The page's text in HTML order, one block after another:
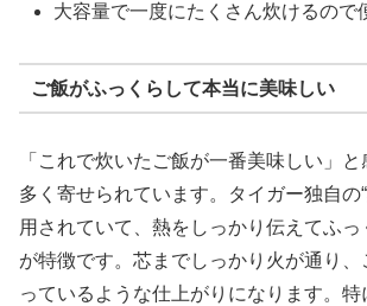
大容量で一度にたくさん炊けるので
ご飯がふっくらして本当に美味しい
「これで炊いたご飯が一番美味しい」
多く寄せられています。タイガー独自の
用されていて、熱をしっかり伝えてふ
が特徴です。芯までしっかり火が通り
っているような仕上がりになります。